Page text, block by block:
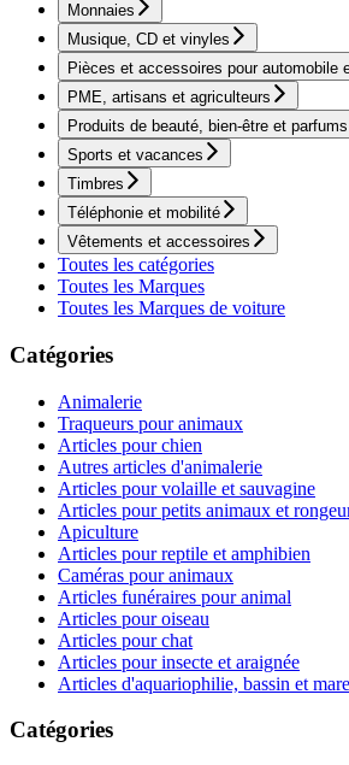
Monnaies
Musique, CD et vinyles
Pièces et accessoires pour automobile
PME, artisans et agriculteurs
Produits de beauté, bien-être et parfums
Sports et vacances
Timbres
Téléphonie et mobilité
Vêtements et accessoires
Toutes les catégories
Toutes les Marques
Toutes les Marques de voiture
Catégories
Animalerie
Traqueurs pour animaux
Articles pour chien
Autres articles d'animalerie
Articles pour volaille et sauvagine
Articles pour petits animaux et
Apiculture
Articles pour reptile et amphibien
Caméras pour animaux
Articles funéraires pour animal
Articles pour oiseau
Articles pour chat
Articles pour insecte et araignée
Articles d'aquariophilie, bassin et mare
Catégories